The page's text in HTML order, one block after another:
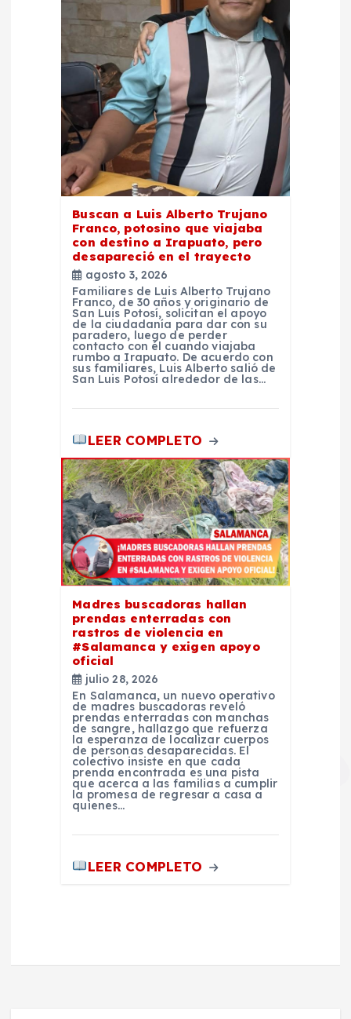
Buscan a Luis Alberto Trujano
Franco, potosino que viajaba
con destino a Irapuato, pero
desapareció en el trayecto
agosto 3, 2026
Familiares de Luis Alberto Trujano
Franco, de 30 años y originario de
San Luis Potosí, solicitan el apoyo
de la ciudadanía para dar con su
paradero, luego de perder
contacto con él cuando viajaba
rumbo a Irapuato. De acuerdo con
sus familiares, Luis Alberto salió de
San Luis Potosí alrededor de las…
LEER COMPLETO
Madres buscadoras hallan
prendas enterradas con
rastros de violencia en
#Salamanca y exigen apoyo
oficial
julio 28, 2026
En Salamanca, un nuevo operativo
de madres buscadoras reveló
prendas enterradas con manchas
de sangre, hallazgo que refuerza
la esperanza de localizar cuerpos
de personas desaparecidas. El
colectivo insiste en que cada
prenda encontrada es una pista
que acerca a las familias a cumplir
la promesa de regresar a casa a
quienes…
LEER COMPLETO